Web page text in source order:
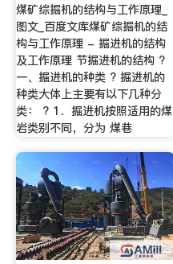
煤矿综掘机的结构与工作原理_
图文_百度文库煤矿综掘机的结
构与工作原理 - 掘进机的结构
及工作原理 节掘进机的结构 ?
一、掘进机的种类 ? 掘进机的
种类大体上主要有以下几种分
类： ? 1．掘进机按照适用的煤
岩类别不同，分为 煤巷